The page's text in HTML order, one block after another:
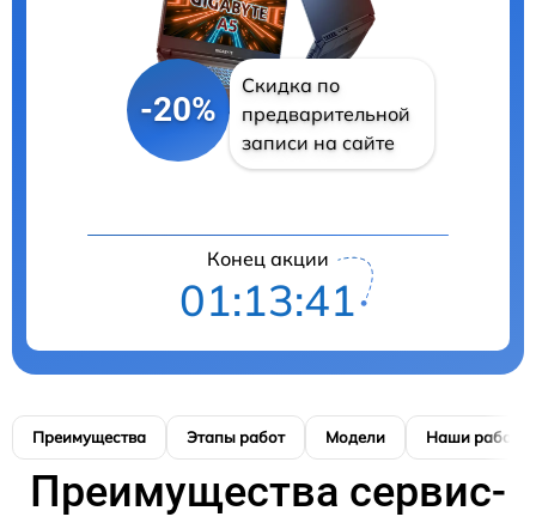
-20%
Скидка по
предварительной
записи на сайте
Конец акции
01:13:41
Преимущества Этапы работ Модели Наши работы
Преимущества сервис-